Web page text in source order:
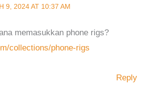
9, 2024 AT 10:37 AM
memasukkan phone rigs?
collections/phone-rigs
Reply